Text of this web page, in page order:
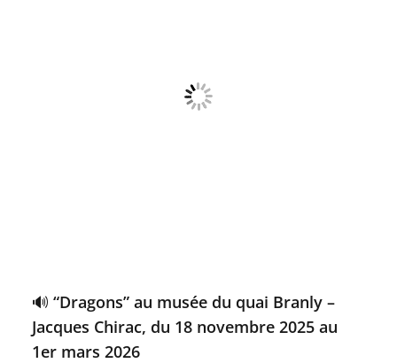
🔊 “Dragons” au musée du quai Branly –
Jacques Chirac, du 18 novembre 2025 au
1er mars 2026